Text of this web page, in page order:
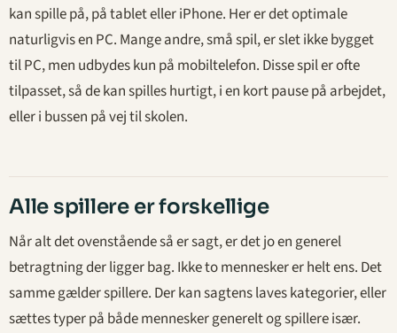
kan spille på, på tablet eller iPhone. Her er det optimale
naturligvis en PC. Mange andre, små spil, er slet ikke bygget
til PC, men udbydes kun på mobiltelefon. Disse spil er ofte
tilpasset, så de kan spilles hurtigt, i en kort pause på arbejdet,
eller i bussen på vej til skolen.
Alle spillere er forskellige
Når alt det ovenstående så er sagt, er det jo en generel
betragtning der ligger bag. Ikke to mennesker er helt ens. Det
samme gælder spillere. Der kan sagtens laves kategorier, eller
sættes typer på både mennesker generelt og spillere især.